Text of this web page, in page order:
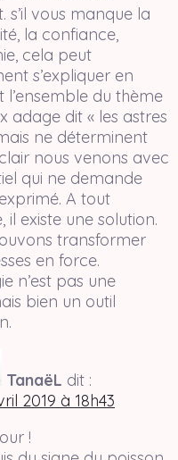
s’il vous manque la
la confiance,
cela peut
s’expliquer en
l’ensemble du thème
adage dit « les astres
ne déterminent
nous venons avec
qui ne demande
A tout
il existe une solution.
transformer
en force.
n’est pas une
bien un outil
TanaëL dit :
2019 à 18h43
!